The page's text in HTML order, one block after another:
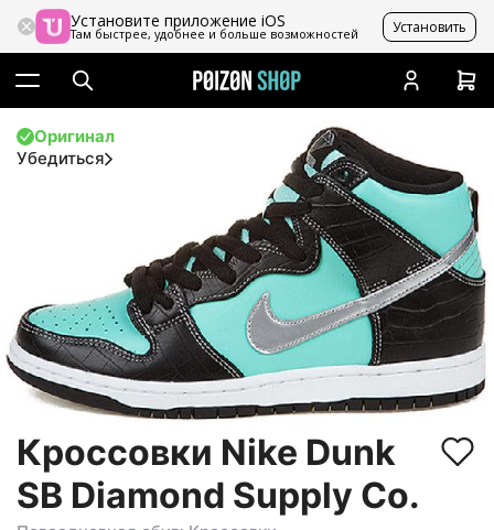
Установите приложение iOS
Там быстрее, удобнее и больше возможностей Установить
Оригинал
Убедиться
Кроссовки Nike Dunk
SB Diamond Supply Co.